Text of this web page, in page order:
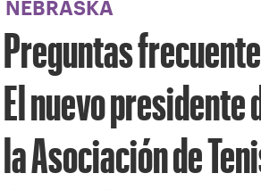
NEBRASKA
Preguntas
El nuevo presidente
la Asociación de